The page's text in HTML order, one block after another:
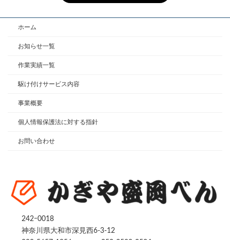
ホーム
お知らせ一覧
作業実績一覧
駆け付けサービス内容
事業概要
個人情報保護法に対する指針
お問い合わせ
242ｰ0018
神奈川県大和市深見西6-3-12